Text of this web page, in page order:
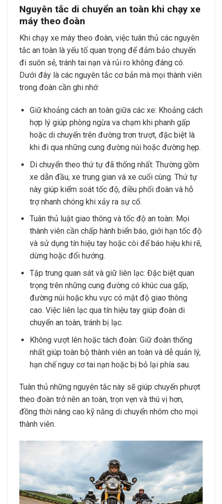
Nguyên tắc di chuyển an toàn khi chạy xe
máy theo đoàn
Khi chạy xe máy theo đoàn, việc tuân thủ các nguyên
tắc an toàn là yếu tố quan trọng để đảm bảo chuyến
đi suôn sẻ, tránh tai nạn và rủi ro không đáng có.
Dưới đây là các nguyên tắc cơ bản mà mọi thành viên
trong đoàn cần ghi nhớ:
Giữ khoảng cách an toàn giữa các xe: Khoảng cách
hợp lý giúp phòng ngừa va chạm khi phanh gấp
hoặc di chuyển trên đường trơn trượt, đặc biệt là
khi đi qua những cung đường núi hoặc đường hẹp.
Di chuyển theo thứ tự đã thống nhất: Thường gồm
xe dẫn đầu, xe trung gian và xe cuối cùng. Thứ tự
này giúp kiểm soát tốc độ, điều phối đoàn và hỗ
trợ nhanh chóng khi xảy ra sự cố.
Tuân thủ luật giao thông và tốc độ an toàn: Mọi
thành viên cần chấp hành biển báo, giới hạn tốc độ
và sử dụng tín hiệu tay hoặc còi để báo hiệu khi rẽ,
dừng hoặc đổi hướng.
Tập trung quan sát và giữ liên lạc: Đặc biệt quan
trọng trên những cung đường có khúc cua gấp,
đường núi hoặc khu vực có mật độ giao thông
cao. Việc liên lạc qua tín hiệu tay giúp đoàn di
chuyển an toàn, tránh bị lạc.
Không vượt lên hoặc tách đoàn: Giữ đoàn thống
nhất giúp toàn bộ thành viên an toàn và dễ quản lý,
hạn chế nguy cơ tai nạn hoặc bị bỏ lại phía sau.
Tuân thủ những nguyên tắc này sẽ giúp chuyến phượt
theo đoàn trở nên an toàn, trọn vẹn và thú vị hơn,
đồng thời nâng cao kỹ năng di chuyển nhóm cho mọi
thành viên.